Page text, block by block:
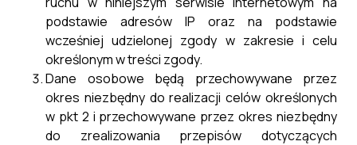
podstawie adresów IP oraz na podstawie
wcześniej udzielonej zgody w zakresie i celu
określonym w treści zgody.
Dane osobowe będą przechowywane przez
okres niezbędny do realizacji celów określonych
w pkt 2 i przechowywane przez okres niezbędny
do zrealizowania przepisów dotyczących